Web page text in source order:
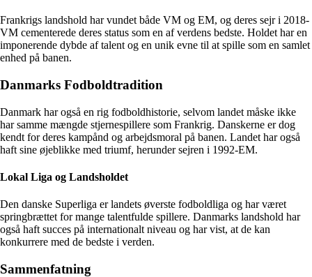
Frankrigs landshold har vundet både VM og EM, og deres sejr i 2018-
VM cementerede deres status som en af verdens bedste. Holdet har en
imponerende dybde af talent og en unik evne til at spille som en samlet
enhed på banen.
Danmarks Fodboldtradition
Danmark har også en rig fodboldhistorie, selvom landet måske ikke
har samme mængde stjernespillere som Frankrig. Danskerne er dog
kendt for deres kampånd og arbejdsmoral på banen. Landet har også
haft sine øjeblikke med triumf, herunder sejren i 1992-EM.
Lokal Liga og Landsholdet
Den danske Superliga er landets øverste fodboldliga og har været
springbrættet for mange talentfulde spillere. Danmarks landshold har
også haft succes på internationalt niveau og har vist, at de kan
konkurrere med de bedste i verden.
Sammenfatning